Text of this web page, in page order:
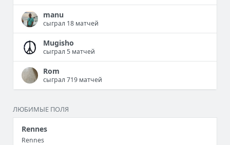
manu
сыграл 18 матчей
Mugisho
сыграл 5 матчей
Rom
сыграл 719 матчей
ЛЮБИМЫЕ ПОЛЯ
Rennes
Rennes